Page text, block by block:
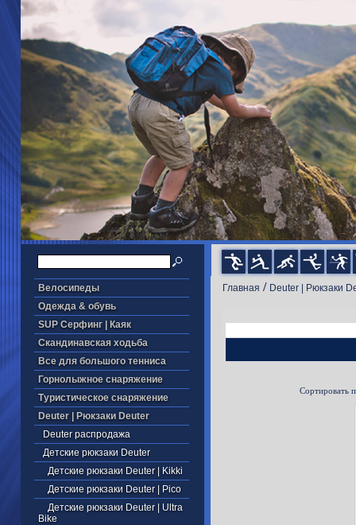
Велосипеды
Одежда & обувь
SUP Серфинг | Каяк
Скандинавская ходьба
Все для большого тенниса
Горнолыжное снаряжение
Туристическое снаряжение
Deuter | Рюкзаки Deuter
Deuter распродажа
Детские рюкзаки Deuter
Детские рюкзаки Deuter | Kikki
Детские рюкзаки Deuter | Pico
Детские рюкзаки Deuter | Ultra
Bike
Главная / Deuter | Рюкзаки
Сортировать